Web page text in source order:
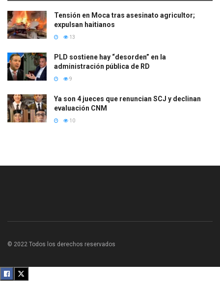
Tensión en Moca tras asesinato agricultor;
expulsan haitianos
13
PLD sostiene hay “desorden” en la
administración pública de RD
9
Ya son 4 jueces que renuncian SCJ y declinan
evaluación CNM
10
© 2022 Todos los derechos reservados